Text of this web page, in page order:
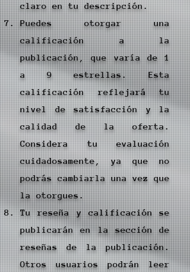
claro en tu descripción.
Puedes otorgar una
calificación a la
publicación, que varía de 1
a 9 estrellas. Esta
calificación reflejará tu
nivel de satisfacción y la
calidad de la oferta.
Considera tu evaluación
cuidadosamente, ya que no
podrás cambiarla una vez que
la otorgues.
Tu reseña y calificación se
publicarán en la sección de
reseñas de la publicación.
Otros usuarios podrán leer